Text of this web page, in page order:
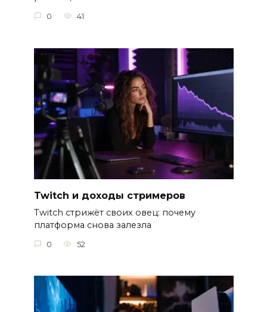
0 41
Twitch и доходы стримеров
Twitch стрижёт своих овец: почему
платформа снова залезла
0 52